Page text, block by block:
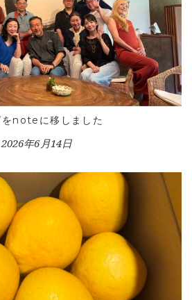
をnoteに移しました
2026年6月14日